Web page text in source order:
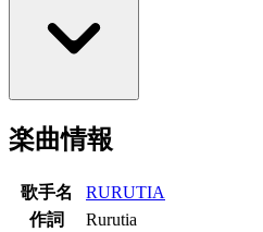
楽曲情報
歌手名
RURUTIA
作詞
Rurutia